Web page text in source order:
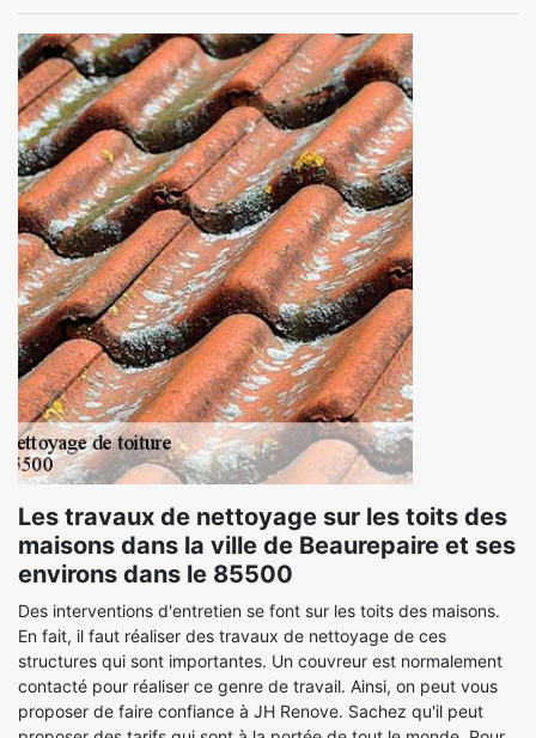
Les travaux de nettoyage sur les toits des
maisons dans la ville de Beaurepaire et ses
environs dans le 85500
Des interventions d'entretien se font sur les toits des maisons.
En fait, il faut réaliser des travaux de nettoyage de ces
structures qui sont importantes. Un couvreur est normalement
contacté pour réaliser ce genre de travail. Ainsi, on peut vous
proposer de faire confiance à JH Renove. Sachez qu'il peut